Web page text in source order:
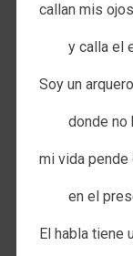
callan mis
y calla el
Soy un
donde no
mi vida pende
en el
El habla tiene